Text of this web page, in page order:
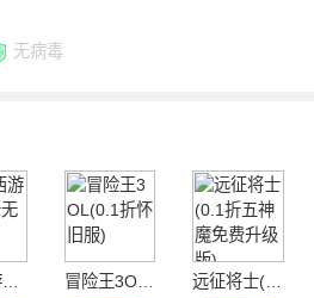
无病毒
冒险王3OL(0.1折怀旧服)